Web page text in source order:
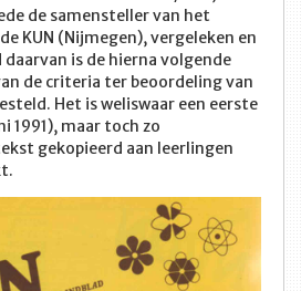
de samensteller van het
KUN (Nijmegen), vergeleken en
daarvan is de hierna volgende
de criteria ter beoordeling van
Het is weliswaar een eerste
1991), maar toch zo
gekopieerd aan leerlingen